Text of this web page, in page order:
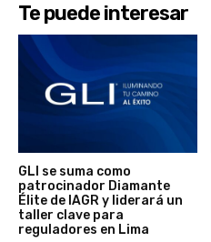
Te puede interesar
GLI se suma como
patrocinador Diamante
Élite de IAGR y liderará un
taller clave para
reguladores en Lima